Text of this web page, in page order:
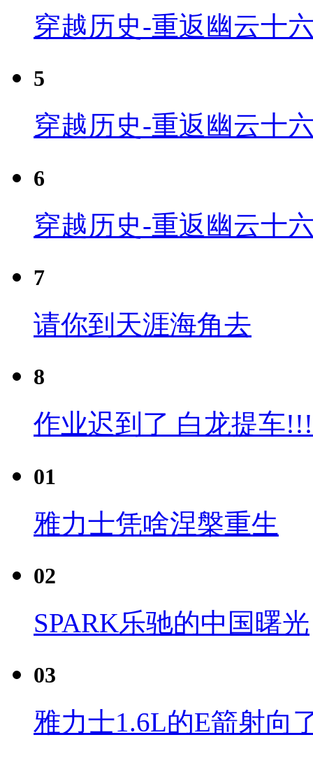
穿越历史-重返幽云十
5
穿越历史-重返幽云十
6
穿越历史-重返幽云十
7
请你到天涯海角去
8
作业迟到了 白龙提车
01
雅力士凭啥涅槃重生
02
SPARK乐驰的中国曙光
03
雅力士1.6L的E箭射向